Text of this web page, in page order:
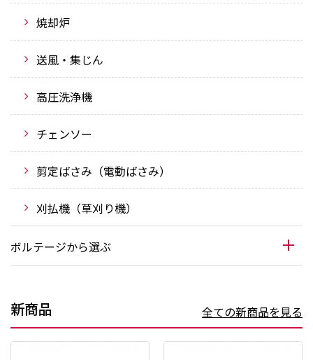
焼却炉
送風・集じん
高圧洗浄機
チェンソー
剪定ばさみ（電動ばさみ）
刈払機（草刈り機）
ボルテージから選ぶ
新商品 全ての新商品を見る